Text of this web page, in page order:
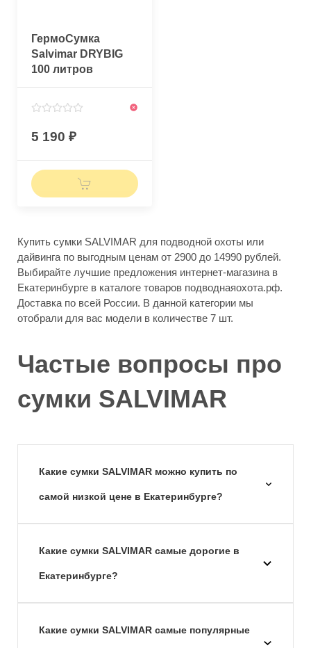
ГермоСумка
Salvimar DRYBIG
100 литров
5 190
Купить сумки SALVIMAR для подводной охоты или
дайвинга по выгодным ценам от 2900 до 14990 рублей.
Выбирайте лучшие предложения интернет-магазина в
Екатеринбурге в каталоге товаров подводнаяохота.рф.
Доставка по всей России. В данной категории мы
отобрали для вас модели в количестве 7 шт.
Частые вопросы про
сумки SALVIMAR
Какие сумки SALVIMAR можно купить по
самой низкой цене в Екатеринбурге?
Какие сумки SALVIMAR самые дорогие в
Екатеринбурге?
Какие сумки SALVIMAR самые популярные